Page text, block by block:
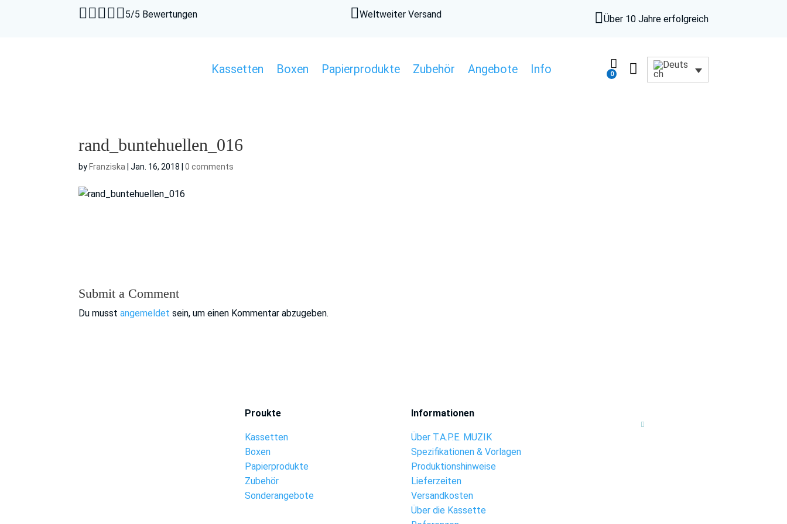
5/5 Bewertungen Weltweiter Versand Über 10 Jahre erfolgreich
Kassetten Boxen Papierprodukte Zubehör Angebote Info 
0 
rand_buntehuellen_016
by Franziska |Jan. 16, 2018 |0 comments
Submit a Comment
Du musstangemeldet sein, um einen Kommentar abzugeben.
Proukte
Kassetten
Boxen
Papierprodukte
Zubehör
Sonderangebote
Informationen
Über T.A.P.E. MUZIK
Spezifikationen & Vorlagen
Produktionshinweise
Lieferzeiten
Versandkosten
Über die Kassette
